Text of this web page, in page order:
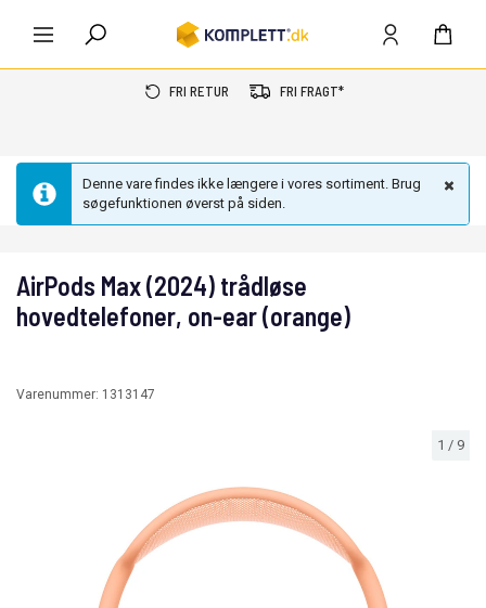
FRI RETUR FRI FRAGT*
Denne vare findes ikke længere i vores sortiment. Brug
søgefunktionen øverst på siden.
1 / 9
AirPods Max (2024) trådløse
hovedtelefoner, on-ear (orange)
Varenummer: 1313147